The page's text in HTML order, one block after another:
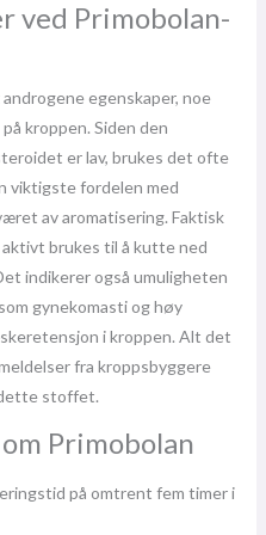
ved Primobolan-
egenskaper, noe
kroppen. Siden den
er lav, brukes det ofte
viktigste fordelen med
av aromatisering. Faktisk
brukes til å kutte ned
indikerer også umuligheten
gynekomasti og høy
i kroppen. Alt det
fra kroppsbyggere
stoffet.
Primobolan
på omtrent fem timer i